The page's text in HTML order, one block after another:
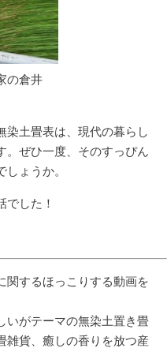
の倉井
染土畳表は、現代の暮らし
。ぜひ一度、そのすっぴん
ょうか。
でした！
関するほっこりする動画を
いがテーマの無染土置き畳
雑貨、癒しの香りを放つ産